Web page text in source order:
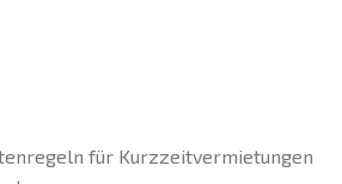
für Kurzzeitvermietungen